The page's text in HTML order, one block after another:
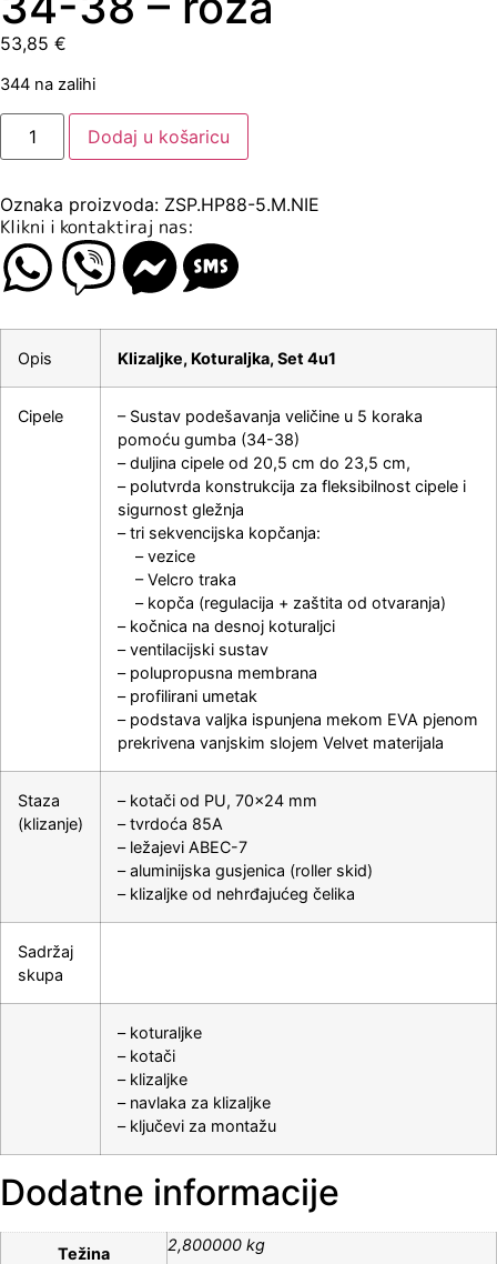
53,85 €
344 na zalihi
Dodaj u košaricu
Oznaka proizvoda: ZSP.HP88-5.M.NIE
Klikni i kontaktiraj nas:
Opis Klizaljke, Koturaljka, Set 4u1
Cipele
– Sustav podešavanja veličine u 5 koraka
pomoću gumba (34-38)
– duljina cipele od 20,5 cm do 23,5 cm,
– polutvrda konstrukcija za fleksibilnost cipele i
sigurnost gležnja
– tri sekvencijska kopčanja:
– vezice
– Velcro traka
– kopča (regulacija + zaštita od otvaranja)
– kočnica na desnoj koturaljci
– ventilacijski sustav
– polupropusna membrana
– profilirani umetak
– podstava valjka ispunjena mekom EVA pjenom
prekrivena vanjskim slojem Velvet materijala
Staza
(klizanje)
– kotači od PU, 70×24 mm
– tvrdoća 85A
– ležajevi ABEC-7
– aluminijska gusjenica (roller skid)
– klizaljke od nehrđajućeg čelika
Sadržaj
skupa
– koturaljke
– kotači
– klizaljke
– navlaka za klizaljke
– ključevi za montažu
Dodatne informacije
Težina 2,800000 kg